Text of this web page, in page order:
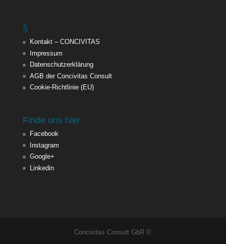
§
Kontakt – CONCIVITAS
Impressum
Datenschutzerklärung
AGB der Concivitas Consult
Cookie-Richtlinie (EU)
Finde uns hier
Facebook
Instagram
Google+
Linkedin
Concivitas Consult GbR ©